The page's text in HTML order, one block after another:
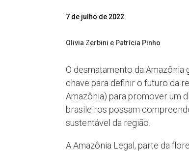
7 de julho de 2022
Olivia Zerbini e Patrícia Pinho
O desmatamento da
chave para definir o futuro da
Amazônia) para promover um
brasileiros possam
sustentável da região.
A Amazônia Legal, parte da